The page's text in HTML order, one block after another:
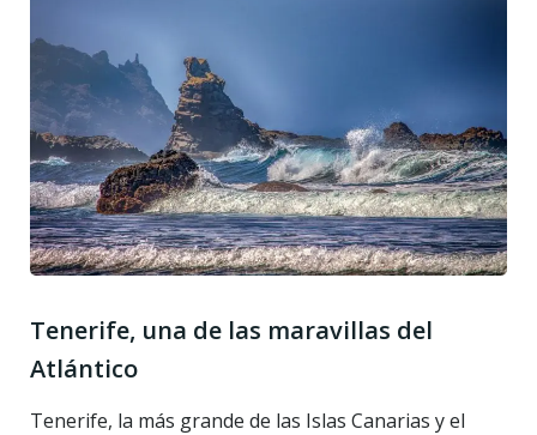
Tenerife, una de las maravillas del
Atlántico
Tenerife, la más grande de las Islas Canarias y el